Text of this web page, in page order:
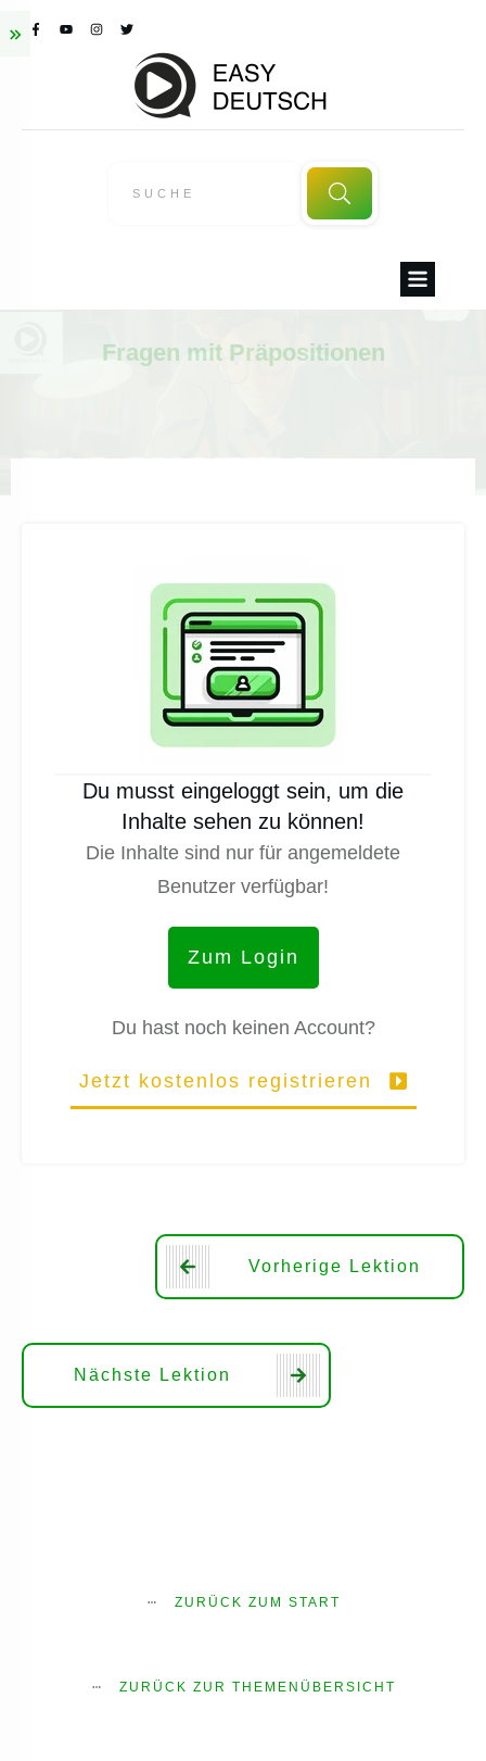
Fragen mit Präpositionen
Du musst eingeloggt sein, um die
Inhalte sehen zu können!
Die Inhalte sind nur für angemeldete
Benutzer verfügbar!
Zum Login
Du hast noch keinen Account?
Jetzt kostenlos registrieren
Vorherige Lektion
Nächste Lektion
ZURÜCK ZUM START
ZURÜCK ZUR THEMENÜBERSICHT